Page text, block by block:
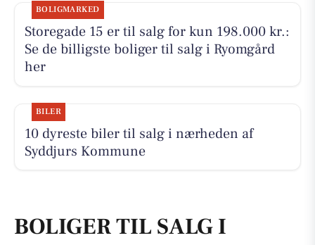
BOLIGMARKED
Storegade 15 er til salg for kun 198.000 kr.:
Se de billigste boliger til salg i Ryomgård
her
BILER
10 dyreste biler til salg i nærheden af
Syddjurs Kommune
BOLIGER TIL SALG I